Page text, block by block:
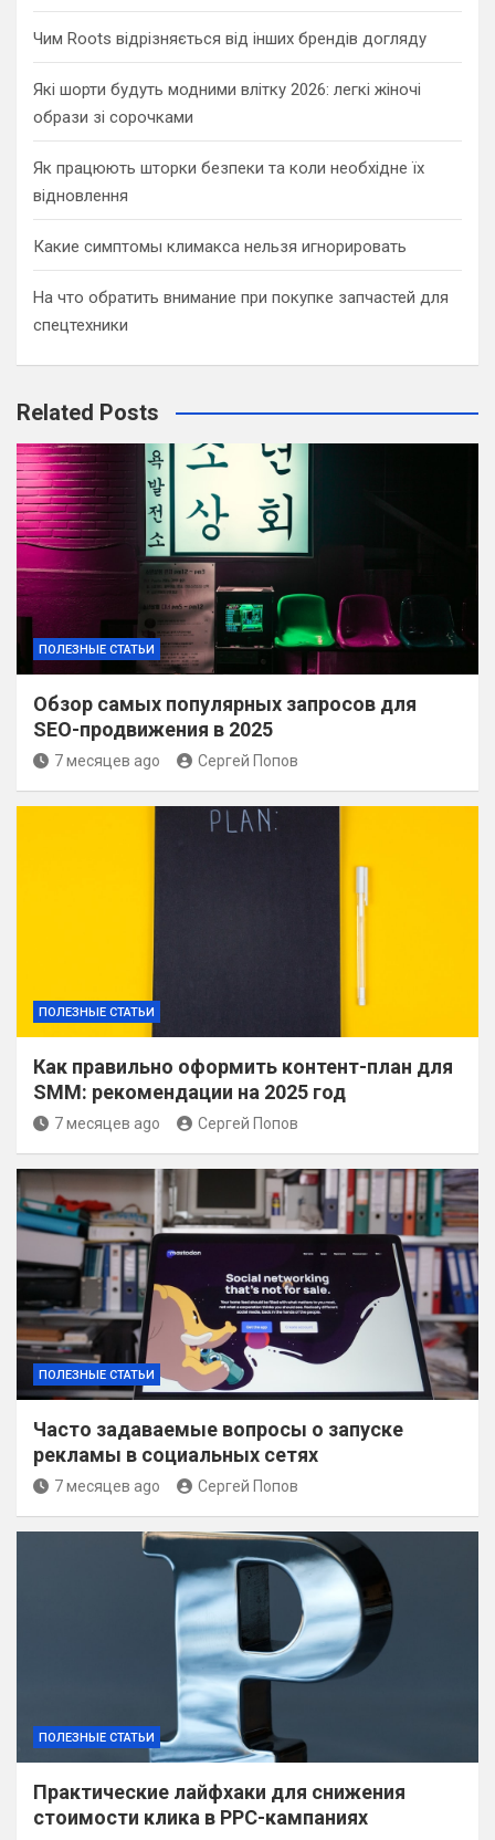
Чим Roots відрізняється від інших брендів догляду
Які шорти будуть модними влітку 2026: легкі жіночі
образи зі сорочками
Як працюють шторки безпеки та коли необхідне їх
відновлення
Какие симптомы климакса нельзя игнорировать
На что обратить внимание при покупке запчастей для
спецтехники
Related Posts
ПОЛЕЗНЫЕ СТАТЬИ
Обзор самых популярных запросов для
SEO-продвижения в 2025
7 месяцев ago Сергей Попов
ПОЛЕЗНЫЕ СТАТЬИ
Как правильно оформить контент-план для
SMM: рекомендации на 2025 год
7 месяцев ago Сергей Попов
ПОЛЕЗНЫЕ СТАТЬИ
Часто задаваемые вопросы о запуске
рекламы в социальных сетях
7 месяцев ago Сергей Попов
ПОЛЕЗНЫЕ СТАТЬИ
Практические лайфхаки для снижения
стоимости клика в PPC-кампаниях